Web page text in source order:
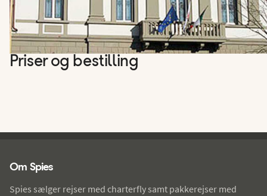
Priser og bestilling
Om Spies
Spies sælger rejser med charterfly samt pakkerejser med